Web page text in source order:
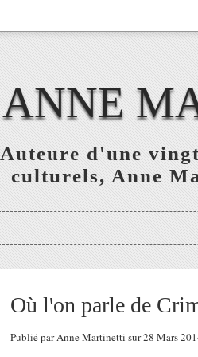
ANNE
Auteure d'une
culturels, Anne
Où l'on parle de
Publié par Anne Martinetti sur 28 Mars